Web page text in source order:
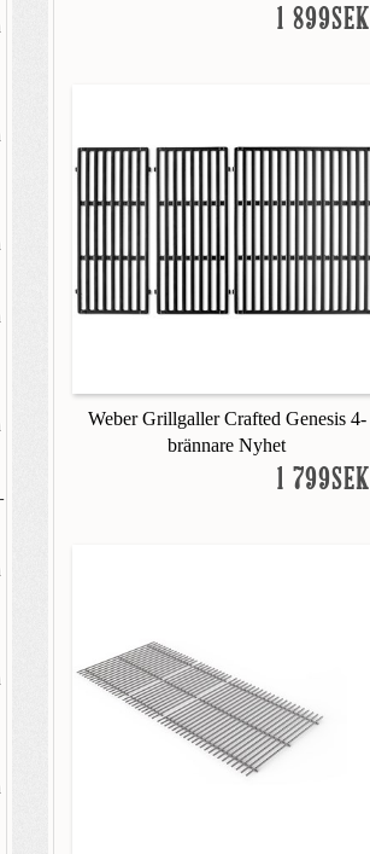
1 899SEK
Weber Grillgaller Crafted Genesis 4-
brännare Nyhet
1 799SEK